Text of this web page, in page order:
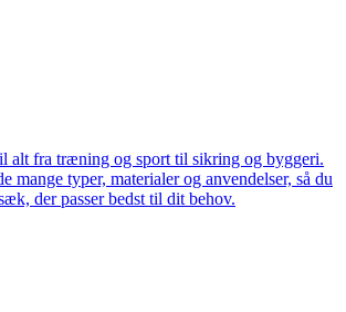
alt fra træning og sport til sikring og byggeri.
mange typer, materialer og anvendelser, så du
der passer bedst til dit behov.